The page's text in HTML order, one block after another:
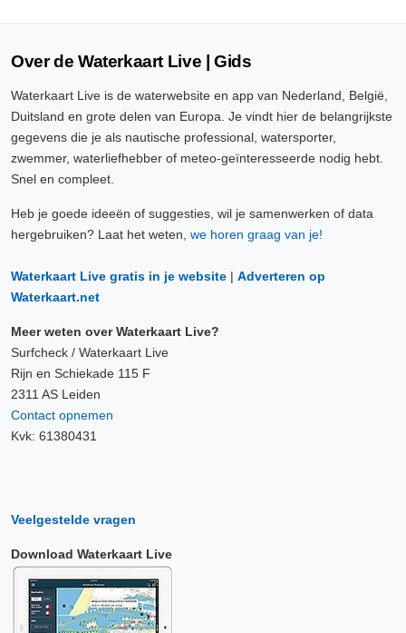
Over de Waterkaart Live | Gids
Waterkaart Live is de waterwebsite en app van Nederland, België,
Duitsland en grote delen van Europa. Je vindt hier de belangrijkste
gegevens die je als nautische professional, watersporter,
zwemmer, waterliefhebber of meteo-geïnteresseerde nodig hebt.
Snel en compleet.
Heb je goede ideeën of suggesties, wil je samenwerken of data
hergebruiken? Laat het weten, we horen graag van je!
Waterkaart Live gratis in je website | Adverteren op
Waterkaart.net
Meer weten over Waterkaart Live?
Surfcheck / Waterkaart Live
Rijn en Schiekade 115 F
2311 AS Leiden
Contact opnemen
Kvk: 61380431
Veelgestelde vragen
Download Waterkaart Live